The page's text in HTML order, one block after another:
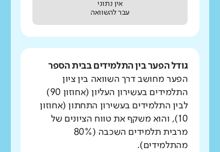
אין נתוני
עבר להשוואה
גודל הפער בין התלמידים בבית הספר
הפער מחושב דרך השוואה בין ציון
התלמידים בעשירון העליון (אחוזון 90)
לבין התלמידים בעשירון התחתון (אחוזון
10), והוא משקף את טווח הציונים של
מרבית תלמידים השכבה (80%
מהתלמידים).